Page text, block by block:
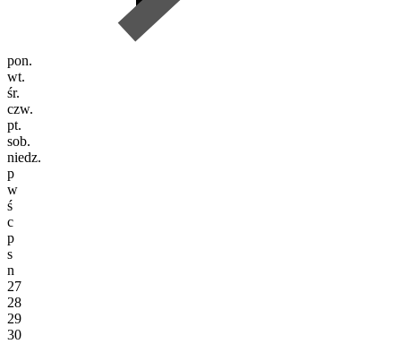
pon.
wt.
śr.
czw.
pt.
sob.
niedz.
p
w
ś
c
p
s
n
27
28
29
30